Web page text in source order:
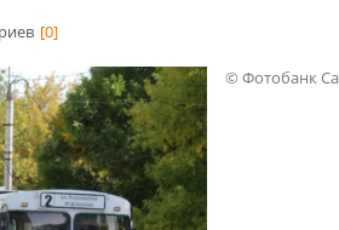
[0]
© Фотобанк